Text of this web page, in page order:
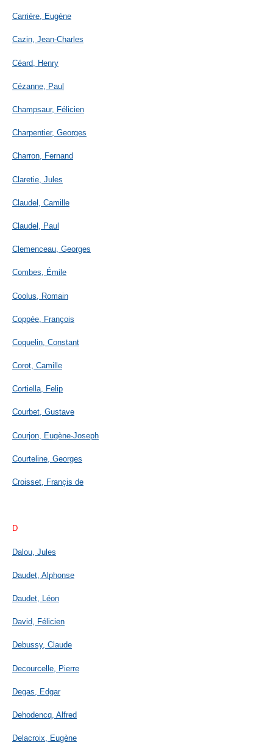
Carrière, Eugène
Cazin, Jean-Charles
Céard, Henry
Cézanne, Paul
Champsaur, Félicien
Charpentier, Georges
Charron, Fernand
Claretie, Jules
Claudel, Camille
Claudel, Paul
Clemenceau, Georges
Combes, Émile
Coolus, Romain
Coppée, François
Coquelin, Constant
Corot, Camille
Cortiella, Felip
Courbet, Gustave
Courjon, Eugène-Joseph
Courteline, Georges
Croisset, Françis de
D
Dalou, Jules
Daudet, Alphonse
Daudet, Léon
David, Félicien
Debussy, Claude
Decourcelle, Pierre
Degas, Edgar
Dehodencq, Alfred
Delacroix, Eugène